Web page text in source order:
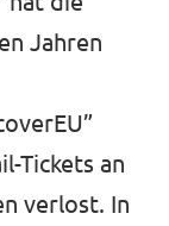
Jahren
Tickets an
verlost. In